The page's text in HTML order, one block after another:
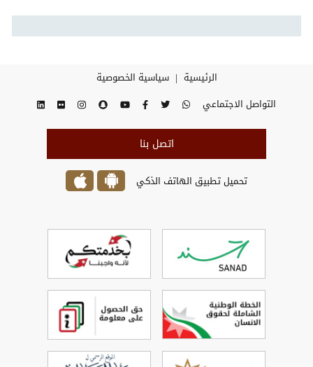
الرئيسية | سياسية الخصوصية
التواصل الاجتماعي
اتصل بنا
تحميل تطبيق الهاتف الذكي